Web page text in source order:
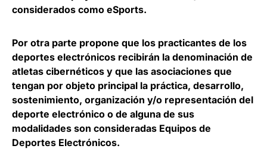
considerados como eSports.
Por otra parte propone que los practicantes de los
deportes electrónicos recibirán la denominación de
atletas cibernéticos y que las asociaciones que
tengan por objeto principal la práctica, desarrollo,
sostenimiento, organización y/o representación del
deporte electrónico o de alguna de sus
modalidades son consideradas Equipos de
Deportes Electrónicos.